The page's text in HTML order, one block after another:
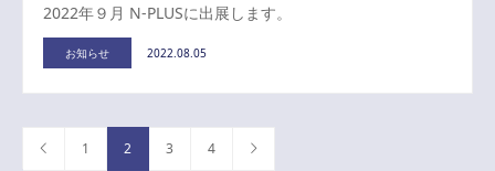
2022年９月 N-PLUSに出展します。
お知らせ 2022.08.05
1 2 3 4